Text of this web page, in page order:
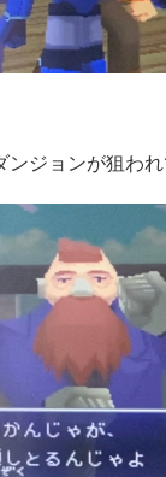
ンジョンが狙わ